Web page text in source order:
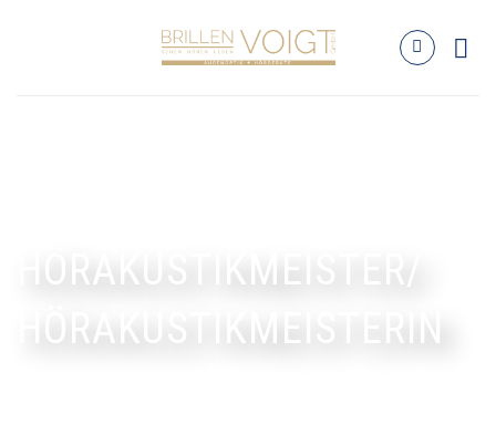
HÖRAKUSTIKMEISTER/
HÖRAKUSTIKMEISTERIN